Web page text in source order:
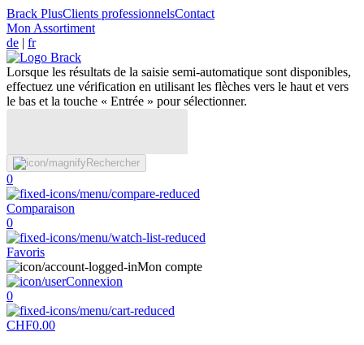
Brack PlusClients professionnelsContact
Mon Assortiment
de | fr
Lorsque les résultats de la saisie semi-automatique sont disponibles,
effectuez une vérification en utilisant les flèches vers le haut et vers
le bas et la touche « Entrée » pour sélectionner.
Rechercher
0
Comparaison
0
Favoris
Mon compte
Connexion
0
CHF0.00